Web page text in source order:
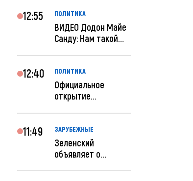
12:55 ПОЛИТИКА
ВИДЕО Додон Майе
Санду: Нам такой
12:40 ПОЛИТИКА
Официальное
открытие
Кишиневе: и...
11:49 ЗАРУБЕЖНЫЕ
Зеленский
объявляет о